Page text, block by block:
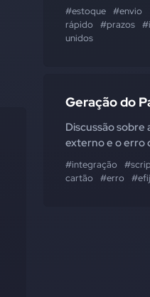
#estoque #envio
rápido
#prazos
unidos
Geração do
Discussão
externo e o erro
#integração
cartão
#erro